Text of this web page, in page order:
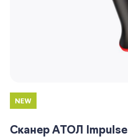
NEW
Сканер АТОЛ Impulse